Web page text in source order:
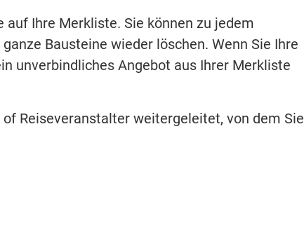
auf Ihre Merkliste. Sie können zu jedem
Bausteine wieder löschen. Wenn Sie Ihre
unverbindliches Angebot aus Ihrer Merkliste
Reiseveranstalter weitergeleitet, von dem Sie